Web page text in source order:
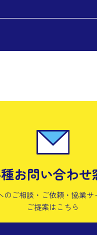
お問い合わせ
のご相談・ご依頼・協業サ
ご提案はこちら